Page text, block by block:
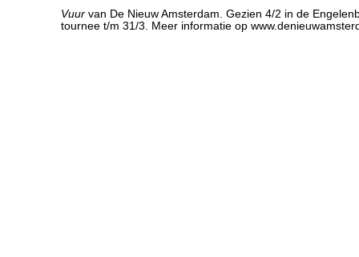
Vuur van De Nieuw Amsterdam. Gezien 4/2 in de
tournee t/m 31/3. Meer informatie op